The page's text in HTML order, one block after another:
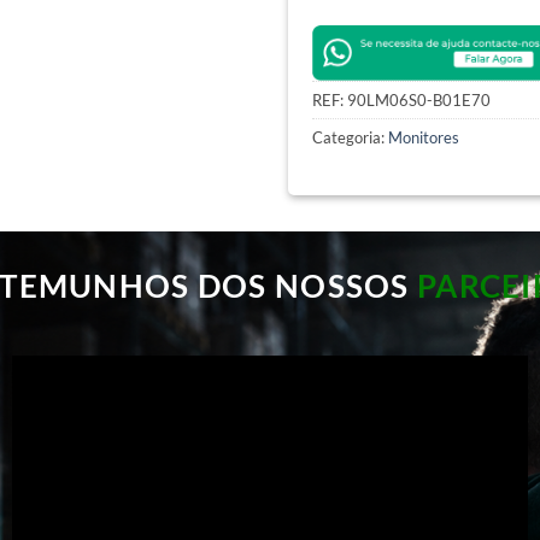
REF: 90LM06S0-B01E70
Categoria: Monitores
DOS NOSSOS